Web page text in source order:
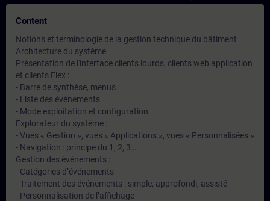
Content
Notions et terminologie de la gestion technique du bâtiment
Architecture du système
Présentation de l'interface clients lourds, clients web application
et clients Flex :
- Barre de synthèse, menus
- Liste des événements
- Mode exploitation et configuration
Explorateur du système :
- Vues « Gestion », vues « Applications », vues « Personnalisées »
- Navigation : principe du 1, 2, 3…
Gestion des événements :
- Catégories d’événements
- Traitement des événements : simple, approfondi, assisté
- Personnalisation de l’affichage